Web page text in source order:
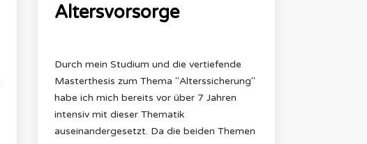
Altersvorsorge
Durch mein Studium und die vertiefende
Masterthesis zum Thema "Alterssicherung"
habe ich mich bereits vor über 7 Jahren
intensiv mit dieser Thematik
auseinandergesetzt. Da die beiden Themen